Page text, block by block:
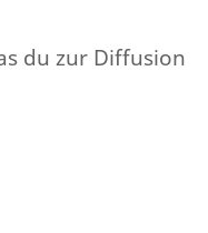
du zur Diffusion